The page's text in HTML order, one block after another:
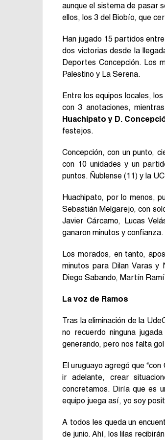
aunque el sistema de pasar
ellos, los 3 del Biobío, que
Han jugado 15 partidos
dos victorias desde la
Deportes Concepción. Los
Palestino y La Serena.
Entre los equipos locales,
con 3 anotaciones,
Huachipato y D.
festejos.
Concepción, con un punto,
con 10 unidades y un
puntos. Ñublense (11) y la
Huachipato, por lo menos,
Sebastián Melgarejo, con
Javier Cárcamo, Lucas
ganaron minutos y confianza.
Los morados, en tanto,
minutos para Dilan Varas y
Diego Sabando, Martín
La voz de Ramos
Tras la eliminación de la
no recuerdo ninguna
generando, pero nos falta
El uruguayo agregó que
ir adelante, crear
concretamos. Diría que es
equipo juega así, yo soy
A todos les queda un
de junio. Ahí, los lilas